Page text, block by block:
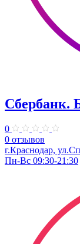
Сбербанк.
0
0 отзывов
г.Краснодар,
Пн-Вс 09:30-21:30